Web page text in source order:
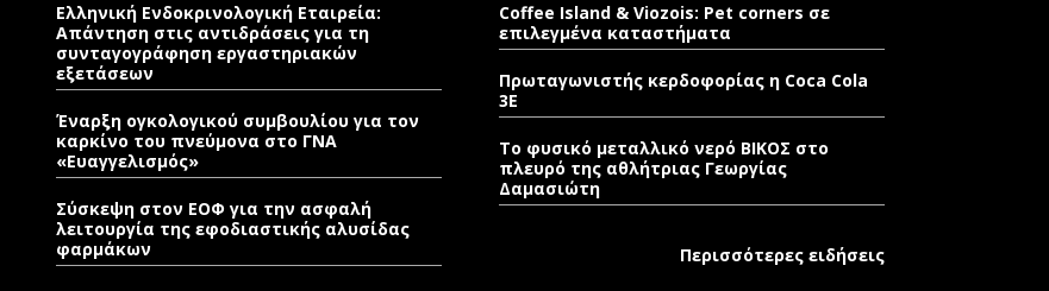
Ελληνική Ενδοκρινολογική Εταιρεία:
Απάντηση στις αντιδράσεις για τη
συνταγογράφηση εργαστηριακών
εξετάσεων
Έναρξη ογκολογικού συμβουλίου για τον
καρκίνο του πνεύμονα στο ΓΝΑ
«Ευαγγελισμός»
Σύσκεψη στον ΕΟΦ για την ασφαλή
λειτουργία της εφοδιαστικής αλυσίδας
φαρμάκων
Coffee Island & Viozois: Pet corners σε
επιλεγμένα καταστήματα
Πρωταγωνιστής κερδοφορίας η Coca Cola
3E
Το φυσικό μεταλλικό νερό ΒΙΚΟΣ στο
πλευρό της αθλήτριας Γεωργίας
Δαμασιώτη
Περισσότερες ειδήσεις